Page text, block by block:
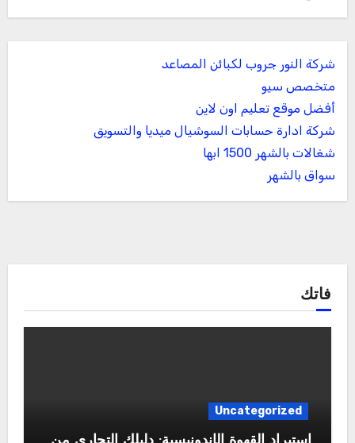
شركة النور جروب لكبائن المصاعد
متخصص سيو
أفضل موقع تعليم اون لاين
شركة ادارة حسابات السوشيال ميديا والتسويق
شغالات بالشهر 1500 ابها
سواق بالشهر
فاتك
Uncategorized